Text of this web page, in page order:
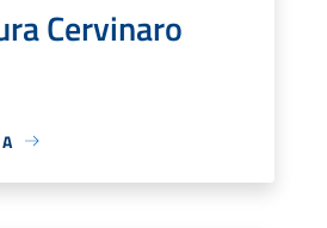
Cervinaro